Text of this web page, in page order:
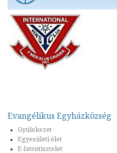
Evangélikus Egyházközség
Gyülekezet
Egyesületi élet
E-Istentisztelet